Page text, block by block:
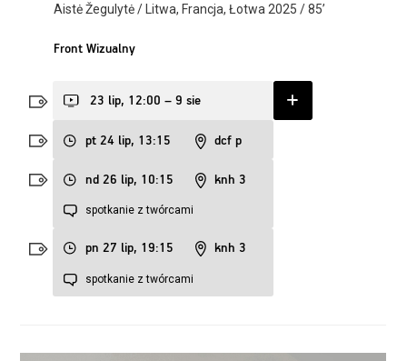
Aistė Žegulytė / Litwa, Francja, Łotwa 2025 / 85’
Front Wizualny
pt 24 lip, 13:15 dcf p
nd 26 lip, 10:15 knh 3
spotkanie z twórcami
pn 27 lip, 19:15 knh 3
spotkanie z twórcami
23 lip, 12:00 – 9 sie